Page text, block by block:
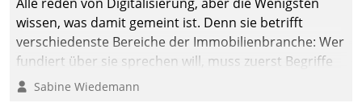
wissen, was damit gemeint ist. Denn sie betrifft
verschiedenste Bereiche der Immobilienbranche: Wer
fundiert über sie sprechen will, muss zuerst Begriffe
klären. Ein Aspekt ist die betriebliche Optimierung:
Sabine Wiedemann